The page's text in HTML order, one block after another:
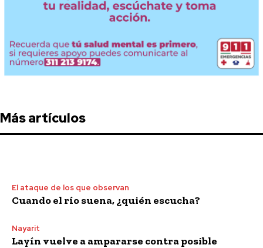
Más artículos
El ataque de los que observan
Cuando el río suena, ¿quién escucha?
Nayarit
Layín vuelve a ampararse contra posible